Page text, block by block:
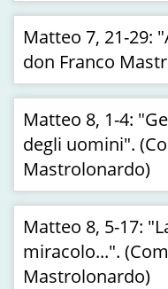
Matteo 7, 21-29:
don Franco
Matteo 8, 1-4:
degli uomini".
Mastrolonardo)
Matteo 8, 5-17:
miracolo...".
Mastrolonardo)